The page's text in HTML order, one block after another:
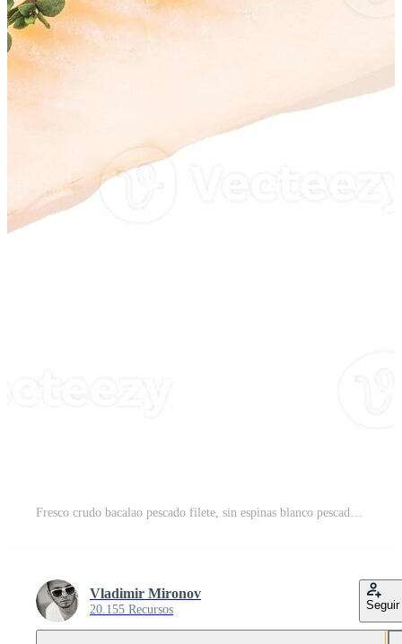
Fresco crudo bacalao pescado filete, sin espinas blanco pescado carne aislado en blanco antecedentes Foto Pro
Vladimir Mironov
20.155 Recursos Seguir